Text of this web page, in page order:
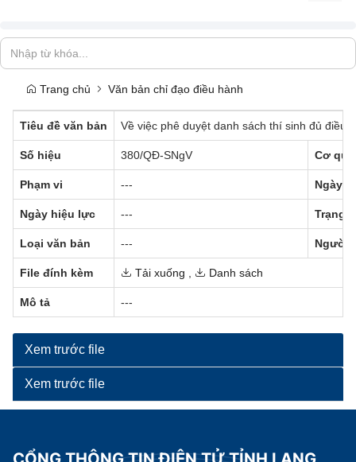
Trang chủ Văn bản chỉ đạo điều hành
Tiêu đề văn bản Về việc phê duyệt danh sách thí sinh đủ điều
Số hiệu 380/QĐ-SNgV Cơ
Phạm vi --- Ngày
Ngày hiệu lực --- Trạng
Loại văn bản --- Người
File đính kèm Tải xuống Danh sách
Mô tả ---
Xem trước file
Xem trước file